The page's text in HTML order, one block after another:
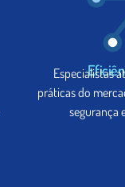
Especialistas
práticas do
segurança